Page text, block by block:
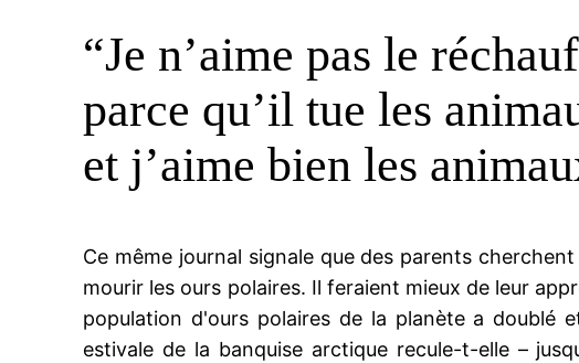
“Je n’aime pas le
parce qu’il tue les
et j’aime bien les
Ce même journal signale que des parents
mourir les ours polaires. Il feraient mieux de leur
population d'ours polaires de la planète a doublé
estivale de la banquise arctique recule-t-elle –